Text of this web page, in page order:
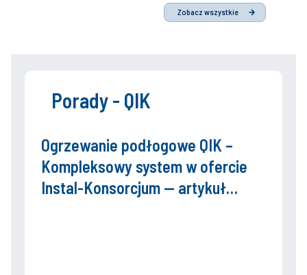
Zobacz wszystkie
Porady - QIK
Ogrzewanie podłogowe QIK –
Kompleksowy system w ofercie
Instal-Konsorcjum — artykuł